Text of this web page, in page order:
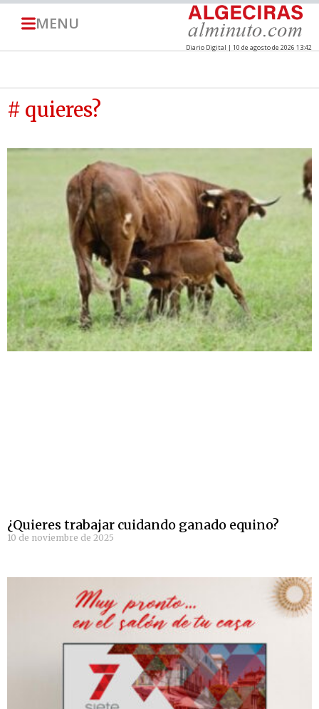
MENU
Diario Digital | 10 de agosto de 2026 13:42
# quieres?
¿Quieres trabajar cuidando ganado equino?
10 de noviembre de 2025